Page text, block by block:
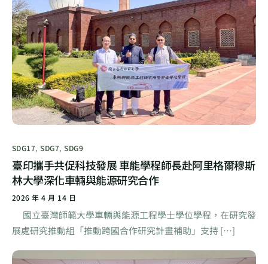
SDG17,SDG7,SDG9
臺印攜手共促科技發展 車能學程師長赴阿里格爾穆斯
林大學深化車輛與能源研究合作
2026 年 4 月 14 日
國立臺灣師範大學車輛與能源工程學士學位學程，在研究發
展處研究推動組「推動跨國合作研究計畫補助」支持 […]